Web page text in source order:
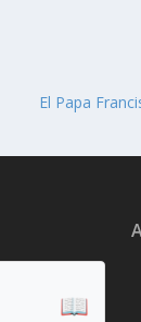
El Papa
📖